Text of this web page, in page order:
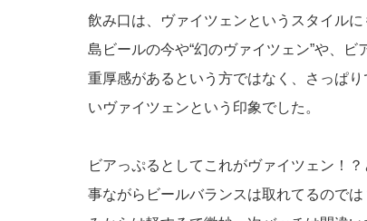
飲み口は、ヴァイツェンというスタイル
島ビールの今や“幻のヴァイツェン”や、ビ
重厚感があるという方ではなく、さっぱ
いヴァイツェンという印象でした。
ビアっぷるとしてこれがヴァイツェン！
事ながらビールバランスは取れてるので